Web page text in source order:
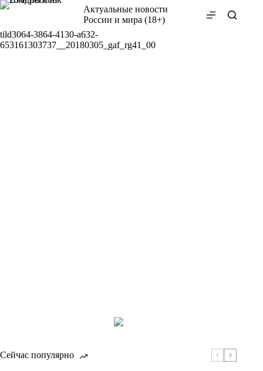
Перейти
Актуальные новости
России и мира (18+)
tild3064-3864-4130-a632-
653161303737__20180305_gaf_rg41_00
Сейчас популярно